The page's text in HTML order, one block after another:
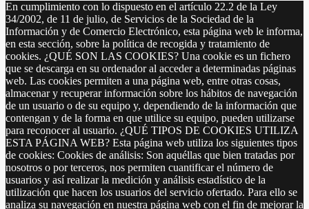
En cumplimiento con lo dispuesto en el artículo 22.2 de la Ley
34/2002, de 11 de julio, de Servicios de la Sociedad de la
Información y de Comercio Electrónico, esta página web le informa,
en esta sección, sobre la política de recogida y tratamiento de
cookies. ¿QUÉ SON LAS COOKIES? Una cookie es un fichero
que se descarga en su ordenador al acceder a determinadas páginas
web. Las cookies permiten a una página web, entre otras cosas,
almacenar y recuperar información sobre los hábitos de navegación
de un usuario o de su equipo y, dependiendo de la información que
contengan y de la forma en que utilice su equipo, pueden utilizarse
para reconocer al usuario. ¿QUÉ TIPOS DE COOKIES UTILIZA
ESTA PÁGINA WEB? Esta página web utiliza los siguientes tipos
de cookies: Cookies de análisis: Son aquéllas que bien tratadas por
nosotros o por terceros, nos permiten cuantificar el número de
usuarios y así realizar la medición y análisis estadístico de la
utilización que hacen los usuarios del servicio ofertado. Para ello se
analiza su navegación en nuestra página web con el fin de mejorar la